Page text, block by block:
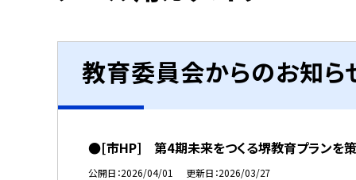
教育委員会からのお知ら
●[市HP] 第4期未来をつくる堺教育プランを策
公開日 2026/04/01 更新日 2026/03/27